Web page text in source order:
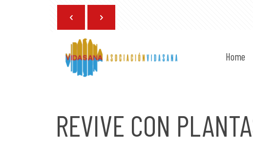
Home
26 de febrero de 2024
REVIVE CON